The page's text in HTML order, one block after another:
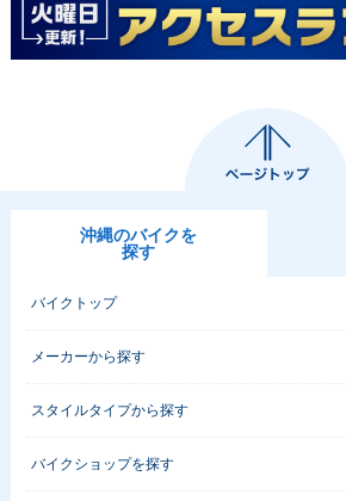
沖縄のバイクを
探す
バイクトップ
メーカーから探す
スタイルタイプから探す
バイクショップを探す